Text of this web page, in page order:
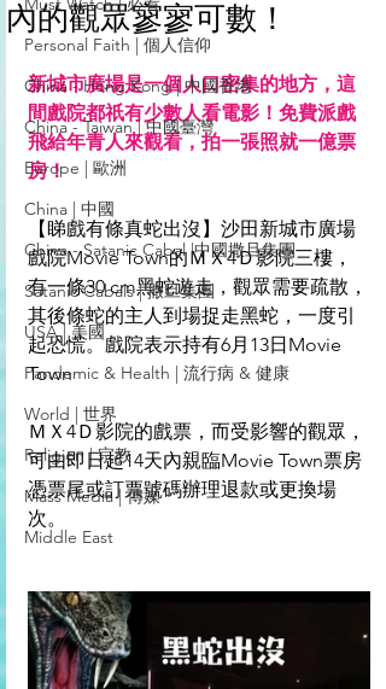
Personal Faith | 個人信仰
China - Hong Kong | 中國香港
China - Taiwan | 中國臺灣
Europe | 歐洲
China | 中國
China - Satanic Cabal |中國撒旦集團
Satanic Cabals | 撒旦集團
USA | 美國
Pandemic & Health | 流行病 & 健康
World | 世界
Religion | 宗教
Mass Media | 傳媒
Middle East
內的觀眾寥寥可數！
新城市廣場是一個人口密集的地方，這
間戲院都祇有少數人看電影！免費派戲
飛給年青人來觀看，拍一張照就一億票
房！
【睇戲有條真蛇出沒】沙田新城市廣場
戲院Movie Town的ＭＸ4Ｄ影院三樓，
有一條30 cm黑蛇遊走，觀眾需要疏散，
其後條蛇的主人到場捉走黑蛇，一度引
起恐慌。戲院表示持有6月13日Movie
Town
ＭＸ4Ｄ影院的戲票，而受影響的觀眾，
可由即日起14天內親臨Movie Town票房
憑票尾或訂票號碼辦理退款或更換場
次。